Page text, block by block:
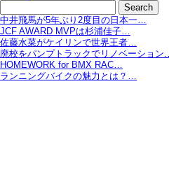
中井飛馬が5年ぶり2度目の日本一…
JCF AWARD MVPは杉浦佳子…
佐藤水菜がケイリンで世界王者…
廃校をパンプトラックでリノベーション…
HOMEWORK for BMX RAC…
ランニングバイクの魅力とは？…